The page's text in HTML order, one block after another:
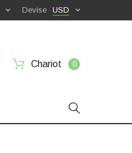
USD
Devise
Chariot 0